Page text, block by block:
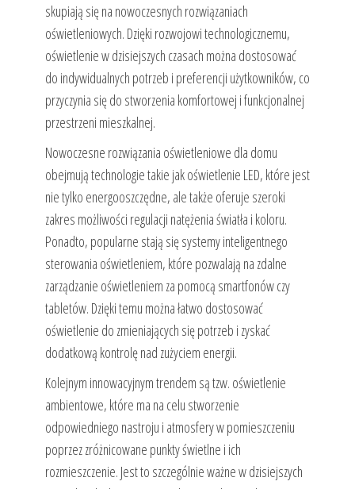
skupiają się na nowoczesnych rozwiązaniach
oświetleniowych. Dzięki rozwojowi technologicznemu,
oświetlenie w dzisiejszych czasach można dostosować
do indywidualnych potrzeb i preferencji użytkowników, co
przyczynia się do stworzenia komfortowej i funkcjonalnej
przestrzeni mieszkalnej.
Nowoczesne rozwiązania oświetleniowe dla domu
obejmują technologie takie jak oświetlenie LED, które jest
nie tylko energooszczędne, ale także oferuje szeroki
zakres możliwości regulacji natężenia światła i koloru.
Ponadto, popularne stają się systemy inteligentnego
sterowania oświetleniem, które pozwalają na zdalne
zarządzanie oświetleniem za pomocą smartfonów czy
tabletów. Dzięki temu można łatwo dostosować
oświetlenie do zmieniających się potrzeb i zyskać
dodatkową kontrolę nad zużyciem energii.
Kolejnym innowacyjnym trendem są tzw. oświetlenie
ambientowe, które ma na celu stworzenie
odpowiedniego nastroju i atmosfery w pomieszczeniu
poprzez zróżnicowane punkty świetlne i ich
rozmieszczenie. Jest to szczególnie ważne w dzisiejszych